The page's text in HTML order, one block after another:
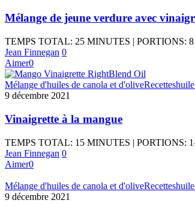
Mélange de jeune verdure avec
TEMPS TOTAL: 25 MINUTES | PORTIONS:
Jean Finnegan 0
Aimer0
Mélange d'huiles de canola et d'oliveRecettes
9 décembre 2021
Vinaigrette à la mangue
TEMPS TOTAL: 15 MINUTES | PORTIONS:
Jean Finnegan 0
Aimer0
Mélange d'huiles de canola et d'oliveRecettes
9 décembre 2021